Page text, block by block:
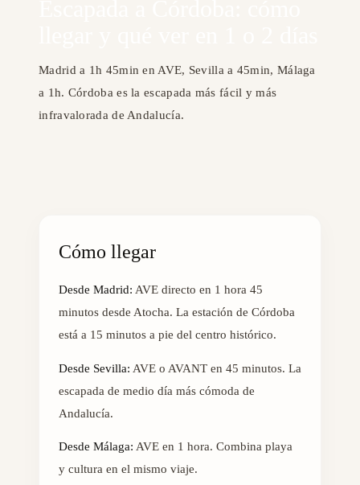
Madrid a 1h 45min en AVE, Sevilla a 45min, Málaga
a 1h. Córdoba es la escapada más fácil y más
infravalorada de Andalucía.
Cómo llegar
Desde Madrid: AVE directo en 1 hora 45
minutos desde Atocha. La estación de Córdoba
está a 15 minutos a pie del centro histórico.
Desde Sevilla: AVE o AVANT en 45 minutos. La
escapada de medio día más cómoda de
Andalucía.
Desde Málaga: AVE en 1 hora. Combina playa
y cultura en el mismo viaje.